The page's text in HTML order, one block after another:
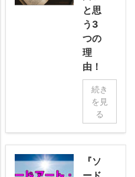
と思
う3
つの
理
由！
続き
を見
る
『ソ